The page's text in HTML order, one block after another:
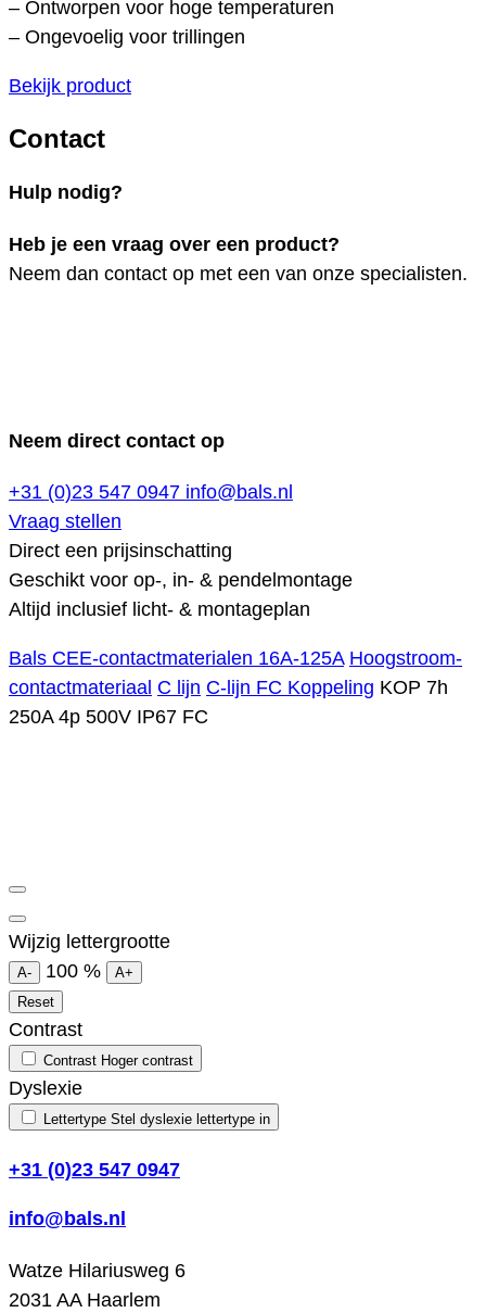
– Ontworpen voor hoge temperaturen
– Ongevoelig voor trillingen
Bekijk product
Contact
Hulp nodig?
Heb je een vraag over een product?
Neem dan contact op met een van onze specialisten.
Neem direct contact op
+31 (0)23 547 0947 info@bals.nl
Vraag stellen
Direct een prijsinschatting
Geschikt voor op-, in- & pendelmontage
Altijd inclusief licht- & montageplan
Bals CEE-contactmaterialen 16A-125A Hoogstroom-
contactmateriaal C lijn C-lijn FC Koppeling KOP 7h
250A 4p 500V IP67 FC
Wijzig lettergrootte
A- 100 %
A+
Reset
Contrast
Contrast Hoger contrast
Dyslexie
Lettertype Stel dyslexie lettertype in
+31 (0)23 547 0947
info@bals.nl
Watze Hilariusweg 6
2031 AA Haarlem